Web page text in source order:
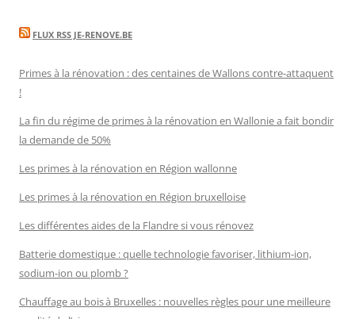
FLUX RSS JE-RENOVE.BE
Primes à la rénovation : des centaines de Wallons contre-attaquent
!
La fin du régime de primes à la rénovation en Wallonie a fait bondir
la demande de 50%
Les primes à la rénovation en Région wallonne
Les primes à la rénovation en Région bruxelloise
Les différentes aides de la Flandre si vous rénovez
Batterie domestique : quelle technologie favoriser, lithium-ion,
sodium-ion ou plomb ?
Chauffage au bois à Bruxelles : nouvelles règles pour une meilleure